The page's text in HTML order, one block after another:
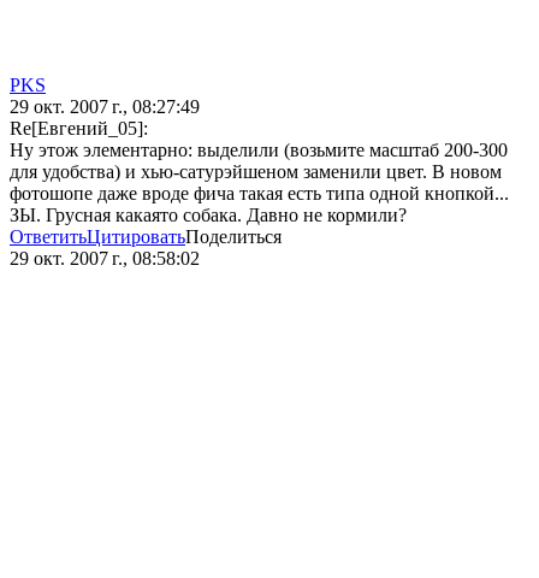
PKS
29 окт. 2007 г., 08:27:49
Re[Евгений_05]:
Ну этож элементарно: выделили (возьмите масштаб 200-300
для удобства) и хью-сатурэйшеном заменили цвет. В новом
фотошопе даже вроде фича такая есть типа одной кнопкой...
ЗЫ. Грусная какаято собака. Давно не кормили?
ОтветитьЦитироватьПоделиться
29 окт. 2007 г., 08:58:02